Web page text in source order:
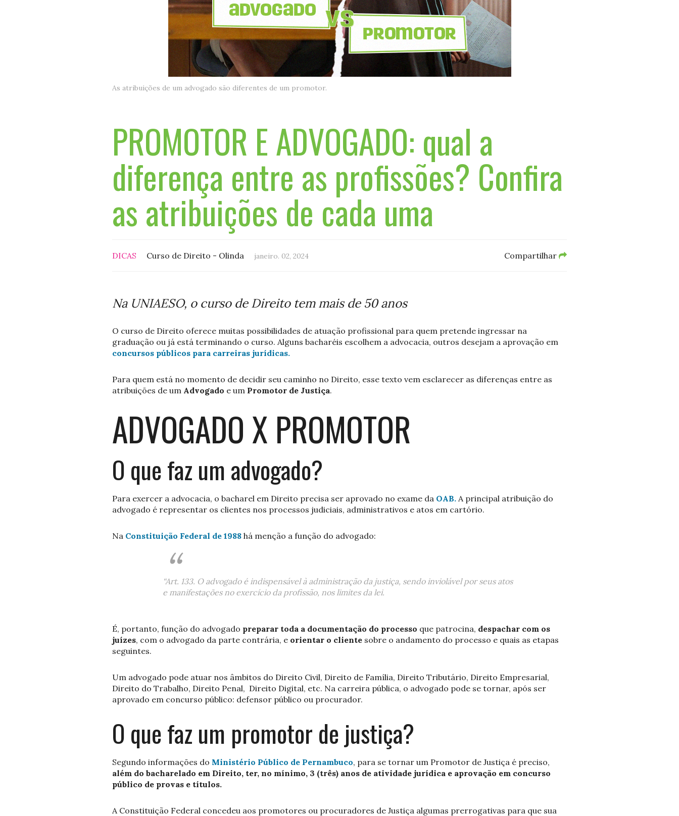
As atribuições de um advogado são diferentes de um promotor.
PROMOTOR E ADVOGADO: qual a
diferença entre as profissões? Confira
as atribuições de cada uma
DICAS Curso de Direito - Olinda janeiro. 02, 2024 Compartilhar
Na UNIAESO, o curso de Direito tem mais de 50 anos
O curso de Direito oferece muitas possibilidades de atuação profissional para quem pretende ingressar na
graduação ou já está terminando o curso. Alguns bacharéis escolhem a advocacia, outros desejam a aprovação em
concursos públicos para carreiras jurídicas.
Para quem está no momento de decidir seu caminho no Direito, esse texto vem esclarecer as diferenças entre as
atribuições de um Advogado e um Promotor de Justiça.
ADVOGADO X PROMOTOR
O que faz um advogado?
Para exercer a advocacia, o bacharel em Direito precisa ser aprovado no exame da OAB. A principal atribuição do
advogado é representar os clientes nos processos judiciais, administrativos e atos em cartório.
Na Constituição Federal de 1988 há menção a função do advogado:
“Art. 133. O advogado é indispensável à administração da justiça, sendo inviolável por seus atos
e manifestações no exercício da profissão, nos limites da lei.
É, portanto, função do advogado preparar toda a documentação do processo que patrocina, despachar com os
juízes, com o advogado da parte contrária, e orientar o cliente sobre o andamento do processo e quais as etapas
seguintes.
Um advogado pode atuar nos âmbitos do Direito Civil, Direito de Família, Direito Tributário, Direito Empresarial,
Direito do Trabalho, Direito Penal, Direito Digital, etc. Na carreira pública, o advogado pode se tornar, após ser
aprovado em concurso público: defensor público ou procurador.
O que faz um promotor de justiça?
Segundo informações do Ministério Público de Pernambuco, para se tornar um Promotor de Justiça é preciso,
além do bacharelado em Direito, ter, no mínimo, 3 (três) anos de atividade jurídica e aprovação em concurso
público de provas e títulos.
A Constituição Federal concedeu aos promotores ou procuradores de Justiça algumas prerrogativas para que sua